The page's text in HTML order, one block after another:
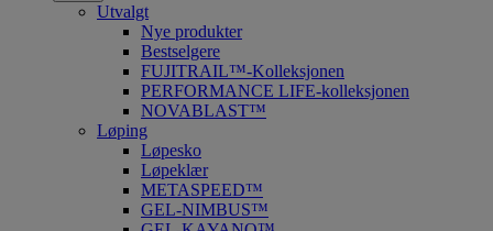
Utvalgt
Nye produkter
Bestselgere
FUJITRAIL™-Kolleksjonen
PERFORMANCE LIFE-kolleksjonen
NOVABLAST™
Løping
Løpesko
Løpeklær
METASPEED™
GEL-NIMBUS™